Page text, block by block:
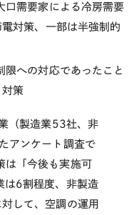
口需要家による冷房需要
対策、一部は半強制的
限への対応であったこと
策
（製造業53社、非
アンケート調査で
は「今後も実施可
は6割程度、非製造
して、空調の運用